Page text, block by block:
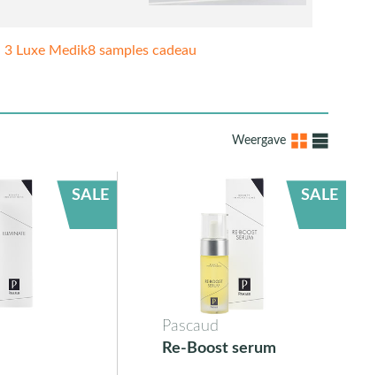
3 Luxe Medik8 samples cadeau
Weergave
SALE SALE
Pascaud
Re-Boost serum